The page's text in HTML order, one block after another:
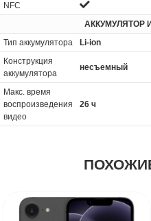
NFC
АККУМУЛЯТОР
Тип аккумулятора
Li-ion
Конструкция
аккумулятора
несъемный
Макс. время
воспроизведения
видео
26 ч